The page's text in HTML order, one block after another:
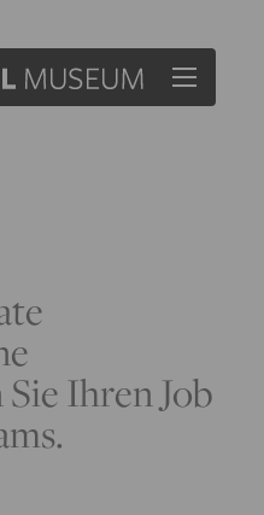
Ihren Job